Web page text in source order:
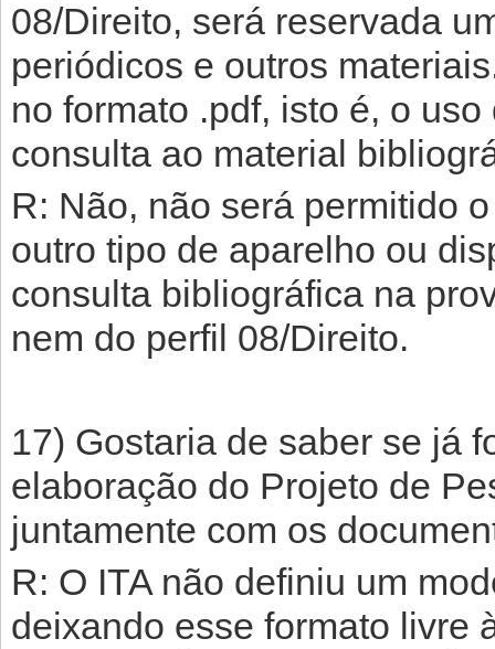
08/Direito, será reservada
periódicos e outros
no formato .pdf, isto é, o
consulta ao material
R: Não, não será permitido
outro tipo de aparelho ou
consulta bibliográfica na
nem do perfil 08/Direito.
17) Gostaria de saber se já
elaboração do Projeto de
juntamente com os
R: O ITA não definiu um
deixando esse formato livre